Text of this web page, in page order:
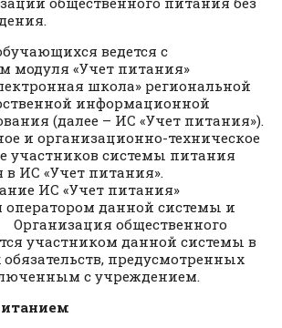
ведется с
модуля «Учет питания»
школа» региональной
информационной
(далее – ИС «Учет питания»).
и организационно-техническое
участников системы питания
в ИС «Учет питания».
ИС «Учет питания»
оператором данной системы и
общественного
участником данной системы в
обязательств, предусмотренных
с учреждением.